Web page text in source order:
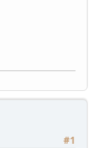
#1